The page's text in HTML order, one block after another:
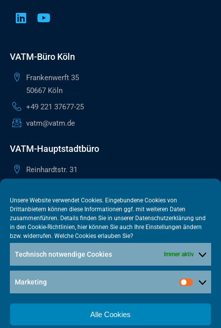
Unsere Website verwendet Cookies. Eingebundene Cookies von
Drittanbietern können diese Informationen ggf. mit weiteren Daten
zusammenführen. Details finden Sie in unserer Datenschutzerklärung und
in den Cookie-Richtlinien, hier können Sie auch Ihre Einstellungen ändern
bzw. widerrufen. Welche Cookies erlauben Sie?
Technisch notwendige Cookies Immer aktiv
Marketing
Alle Cookies
VATM-Büro Köln
Frankenwerft 35
50667 Köln
+49 221 37677-25
vatm@vatm.de
VATM-Hauptstadtbüro
Reinhardtstr. 31
+49 30 505615-38
berlin@vatm.de
VATM-Büro Brüssel